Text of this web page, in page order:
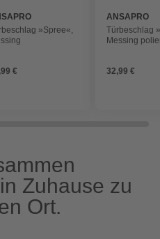
»Spree«,
€
ANSAPRO
Türbeschlag
Messing
32,99 €
Zuhause zu
Ort.